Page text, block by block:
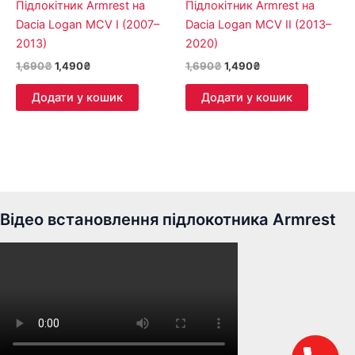
Підлокітник Armrest на
Dacia Logan MCV I (2007–
2013)
1,690₴1,490₴
Додати у кошик
Підлокітник Armrest на
Dacia Logan MCV II (2013–
2020)
1,690₴1,490₴
Додати у кошик
Відео встановлення підлокотника Armrest